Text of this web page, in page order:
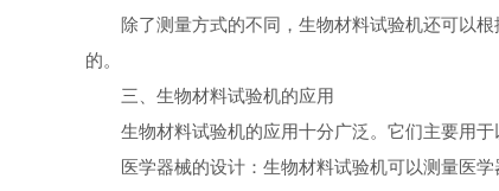
除了测量方式的不同，生物材料试验机还可以根
的。
三、生物材料试验机的应用
生物材料试验机的应用十分广泛。它们主要用于
医学器械的设计：生物材料试验机可以测量医学